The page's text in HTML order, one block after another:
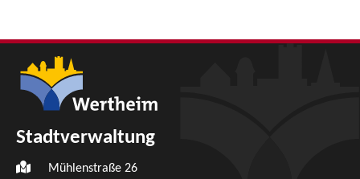
Stadtverwaltung
Mühlenstraße 26